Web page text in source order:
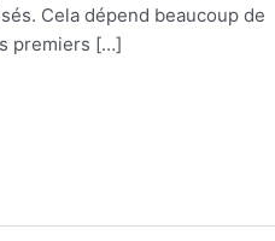
Cela dépend beaucoup de
premiers […]